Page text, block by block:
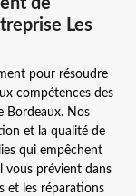
Les
pour résoudre
compétences des
Bordeaux. Nos
et la qualité de
qui empêchent
vous prévient dans
et les réparations